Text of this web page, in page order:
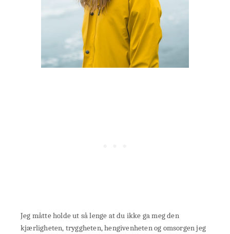
Jeg måtte holde ut så lenge at du ikke ga meg den
kjærligheten, tryggheten, hengivenheten og omsorgen jeg